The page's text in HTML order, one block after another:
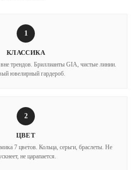
1
КЛАССИКА
трендов. Бриллианты GIA, чистые линии.
ювелирный гардероб.
2
ЦВЕТ
7 цветов. Кольца, серьги, браслеты. Не
не царапается.